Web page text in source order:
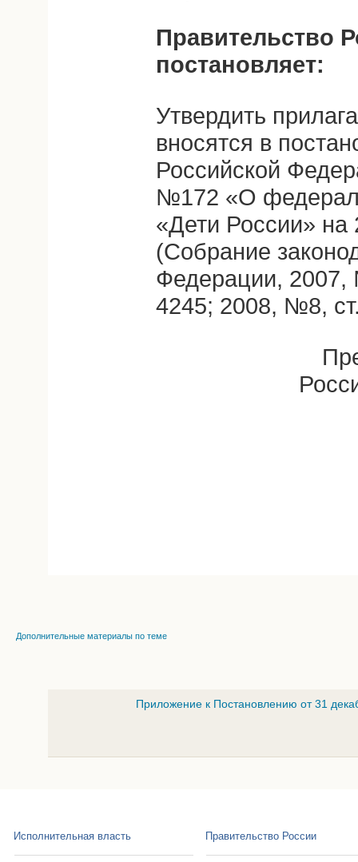
Правительство
постановляет:
Утвердить
вносятся в
Российской
№172 «О
«Дети России» на
(Собрание
Федерации,
4245; 2008, №8,
Дополнительные материалы по теме
Приложение к Постановлению от 31
Исполнительная власть Правительство России